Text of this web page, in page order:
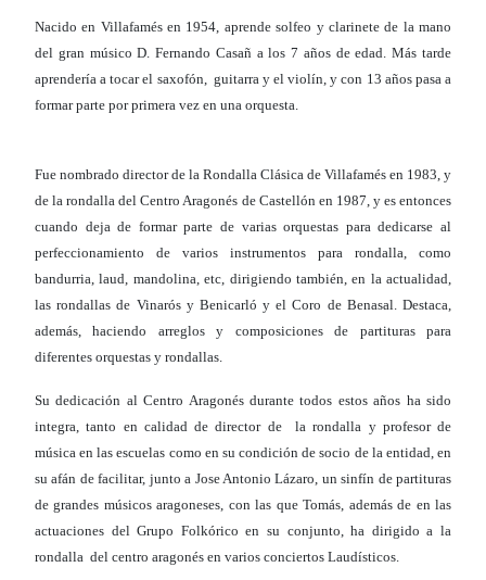
Nacido en Villafamés en 1954, aprende solfeo y clarinete de la mano
del gran músico D. Fernando Casañ a los 7 años de edad. Más tarde
aprendería a tocar el saxofón, guitarra y el violín, y con 13 años pasa a
formar parte por primera vez en una orquesta.
Fue nombrado director de la Rondalla Clásica de Villafamés en 1983, y
de la rondalla del Centro Aragonés de Castellón en 1987, y es entonces
cuando deja de formar parte de varias orquestas para dedicarse al
perfeccionamiento de varios instrumentos para rondalla, como
bandurria, laud, mandolina, etc, dirigiendo también, en la actualidad,
las rondallas de Vinarós y Benicarló y el Coro de Benasal. Destaca,
además, haciendo arreglos y composiciones de partituras para
diferentes orquestas y rondallas.
Su dedicación al Centro Aragonés durante todos estos años ha sido
integra, tanto en calidad de director de la rondalla y profesor de
música en las escuelas como en su condición de socio de la entidad, en
su afán de facilitar, junto a Jose Antonio Lázaro, un sinfín de partituras
de grandes músicos aragoneses, con las que Tomás, además de en las
actuaciones del Grupo Folkórico en su conjunto, ha dirigido a la
rondalla del centro aragonés en varios conciertos Laudísticos.